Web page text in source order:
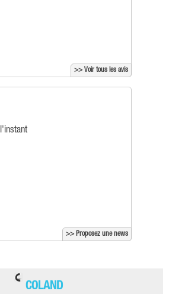
>> Voir tous les avis
>> Proposez une news
COLAND